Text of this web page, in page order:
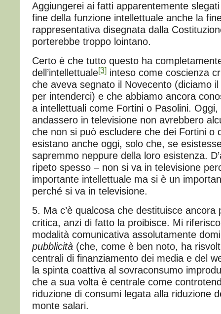
Aggiungerei ai fatti apparentemente
fine della funzione intellettuale anche la
rappresentativa disegnata dalla
porterebbe troppo lointano.
Certo è che tutto questo ha
dell’intellettuale[3] inteso come coscienza
che aveva segnato il Novecento (diciamo il
per intenderci) e che abbiamo ancora
a intellettuali come Fortini o Pasolini.
andassero in televisione non avrebbero
che non si può escludere che dei Fortini o
esistano anche oggi, solo che, se
sapremmo neppure della loro esistenza.
ripeto spesso – non si va in televisione
importante intellettuale ma si è un
perché si va in televisione.
5. Ma c’è qualcosa che destituisce ancora
critica, anzi di fatto la proibisce. Mi
modalità comunicativa assolutamente
pubblicità (che, come è ben noto, ha
centrali di finanziamento dei media e del
la spinta coattiva al sovraconsumo
che a sua volta è centrale come
riduzione di consumi legata alla riduzione
monte salari.